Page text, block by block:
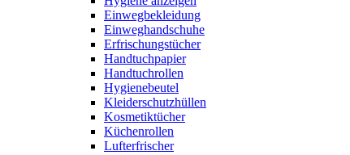
Einwegbekleidung
Einweghandschuhe
Erfrischungstücher
Handtuchpapier
Handtuchrollen
Hygienebeutel
Kleiderschutzhüllen
Kosmetiktücher
Küchenrollen
Lufterfrischer